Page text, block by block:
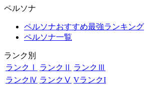
ペルソナ
ペルソナおすすめ最強ランキング
ペルソナ一覧
ランク別
ランクⅠ
ランクⅡ ランクⅢ
ランクⅣ ランクⅤ VランクI